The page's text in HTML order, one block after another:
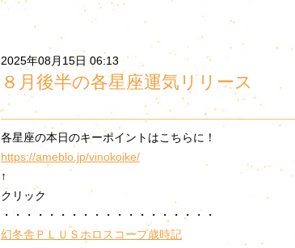
2025年08月15日 06:13
８月後半の各星座運気リリース
各星座の本日のキーポイントはこちらに！
https://ameblo.jp/vinokoike/
↑
クリック
・・・・・・・・・・・・・・・・・・・
幻冬舎ＰＬＵＳ ホロスコープ歳時記